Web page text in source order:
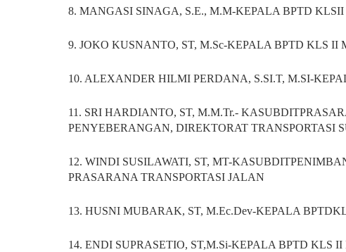
8. MANGASI SINAGA, S.E., M.M-KEPALA BPTD
9. JOKO KUSNANTO, ST, M.Sc-KEPALA BPTD KLS II
10. ALEXANDER HILMI PERDANA, S.SI.T, M.SI-
11. SRI HARDIANTO, ST, M.M.Tr.-
PENYEBERANGAN, DIREKTORAT TRANSPORTASI
12. WINDI SUSILAWATI, ST, MT-
PRASARANA TRANSPORTASI JALAN
13. HUSNI MUBARAK, ST, M.Ec.Dev-KEPALA
14. ENDI SUPRASETIO, ST,M.Si-KEPALA BPTD KLS